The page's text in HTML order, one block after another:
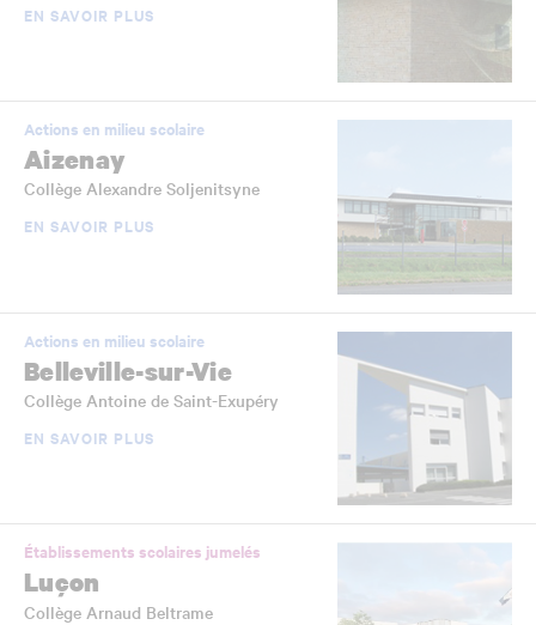
EN SAVOIR PLUS
Actions en milieu scolaire
Aizenay
Collège Alexandre Soljenitsyne
EN SAVOIR PLUS
Actions en milieu scolaire
Belleville-sur-Vie
Collège Antoine de Saint-Exupéry
EN SAVOIR PLUS
Établissements scolaires jumelés
Luçon
Collège Arnaud Beltrame